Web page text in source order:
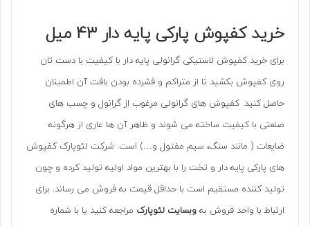
خرید کفپوش پارکی پایه دار 43 میل
برای خرید کفپوش لاستیکی گرانولی پایه دار با کیفیت با دست تان
روی کفپوش بکشید تا از متراکم و فشرده بودن بافت آن اطمینان
حاصل کنید. کفپوش های گرانولی مرغوب از گرانول و چسب های
صنعتی با کیفیت ساخته می شوند و ظاهر آن ها عاری از هرگونه
ضایعات ( مانند سنگ، سیم مفتول و…) است. شرکت لئوپارک کفپوش
های پارکی پایه دار و تخت را با بهترین مواد اولیه تولید کرده و چون
تولید کننده مستقیم است با حداقل قیمت به فروش می رساند. برای
ارتباط با واحد فروش به وبسایت لئوپارک مراجعه کنید یا با شماره